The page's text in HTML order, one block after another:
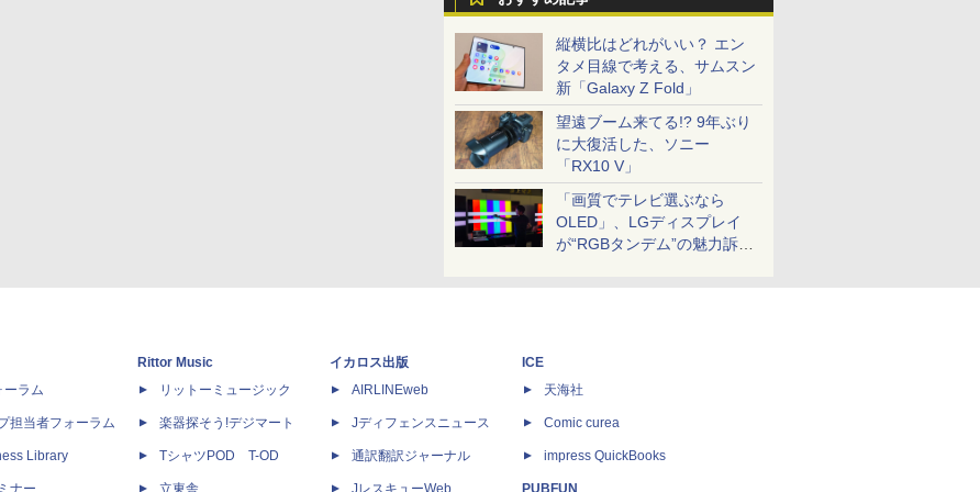
縦横比はどれがいい？ エン
タメ目線で考える、サムスン
新「Galaxy Z Fold」
望遠ブーム来てる!? 9年ぶり
に大復活した、ソニー
「RX10 V」
「画質でテレビ選ぶなら
OLED」、LGディスプレイ
が“RGBタンデム”の魅力訴
ーラム
担当者フォーラム
Library
ナー
Rittor Music
リットーミュージック
楽器探そう!デジマート
TシャツPOD T-OD
立東舎
イカロス出版
AIRLINEweb
Jディフェンスニュース
通訳翻訳ジャーナル
JレスキューWeb
ICE
天海社
Comic curea
impress QuickBooks
PUBFUN